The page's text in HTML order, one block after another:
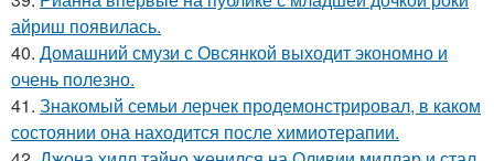
айриш появилась.
40. Домашний смузи с Овсянкой выходит экономно и
очень полезно.
41. Знакомый семьи лерчек продемонстрировал, в каком
состоянии она находится после химиотерапии.